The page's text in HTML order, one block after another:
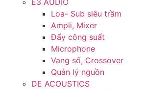
E3 AUDIO
Loa- Sub siêu trầm
Ampli, Mixer
Đẩy công suất
Microphone
Vang số, Crossover
Quản lý nguồn
DE ACOUSTICS